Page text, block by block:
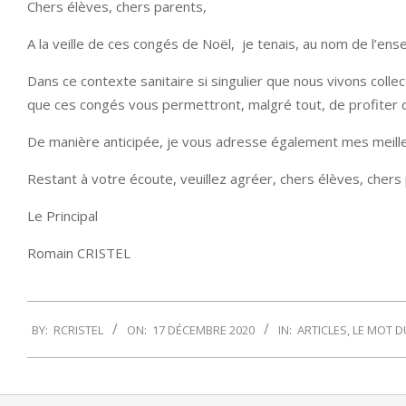
Chers élèves, chers parents,
A la veille de ces congés de Noël, je tenais, au nom de
Dans ce contexte sanitaire si singulier que nous vivons
que ces congés vous permettront, malgré tout, de profiter
De manière anticipée, je vous adresse également mes
Restant à votre écoute, veuillez agréer, chers élèves,
Le Principal
Romain CRISTEL
12-
17
BY: RCRISTEL ON: 17 DÉCEMBRE 2020 IN: ARTICLES, LE MOT